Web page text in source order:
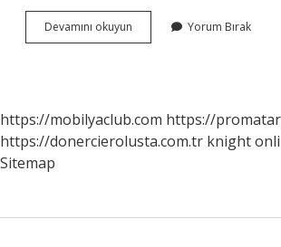
Devamını okuyun
Nereden
Yorum Bırak
https://mobilyaclub.com https://
https://donercierolusta.com.tr knight
Sitemap